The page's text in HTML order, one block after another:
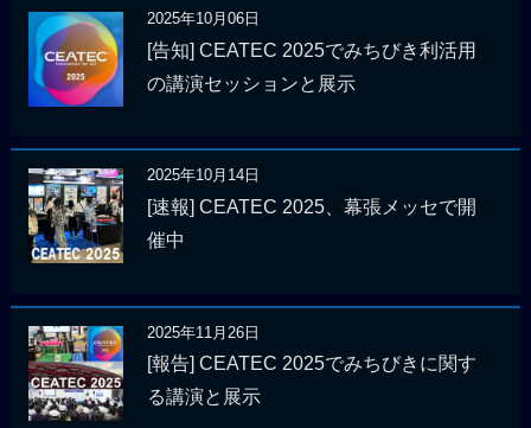
2025年10月06日
[告知] CEATEC 2025でみちびき利活用
の講演セッションと展示
2025年10月14日
[速報] CEATEC 2025、幕張メッセで開
催中
2025年11月26日
[報告] CEATEC 2025でみちびきに関す
る講演と展示